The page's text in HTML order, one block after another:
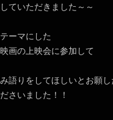
ていただきました～～
ーマにした
画の上映会に参加して
語りをしてほしいとお願し
さいました！！